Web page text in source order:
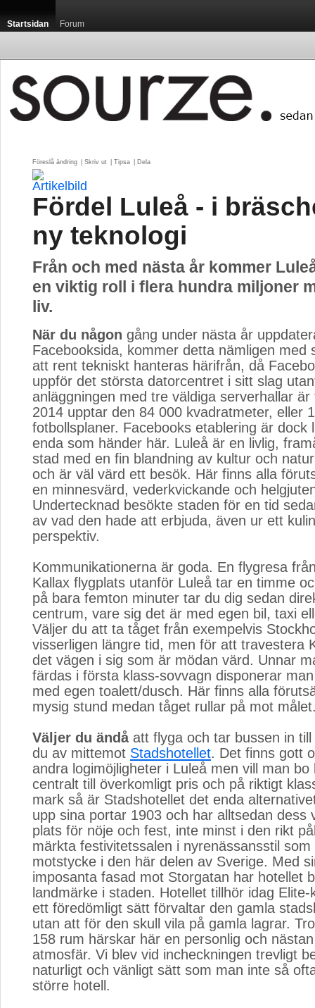
Startsidan Forum
Föreslå ändring Skriv ut Tipsa Dela
Fördel Luleå - i
ny teknologi
Från och med nästa år kommer
en viktig roll i flera hundra miljoner
liv.
När du någon gång under nästa år
Facebooksida, kommer detta nämligen med
att rent tekniskt hanteras härifrån, då
uppför det största datorcentret i sitt slag
anläggningen med tre väldiga serverhallar
2014 upptar den 84 000 kvadratmeter, eller
fotbollsplaner. Facebooks etablering är dock
enda som händer här. Luleå är en livlig,
stad med en fin blandning av kultur och
och är väl värd ett besök. Här finns alla
en minnesvärd, vederkvickande och
Undertecknad besökte staden för en tid
av vad den hade att erbjuda, även ur ett
perspektiv.
Kommunikationerna är goda. En flygresa
Kallax flygplats utanför Luleå tar en timme
på bara femton minuter tar du dig sedan
centrum, vare sig det är med egen bil, taxi
Väljer du att ta tåget från exempelvis
visserligen längre tid, men för att travestera
det vägen i sig som är mödan värd. Unnar
färdas i första klass-sovvagn disponerar
med egen toalett/dusch. Här finns alla
mysig stund medan tåget rullar på mot
Väljer du ändåatt flyga och tar bussen in till
du av mittemot Stadshotellet. Det finns gott
andra logimöjligheter i Luleå men vill man bo
centralt till överkomligt pris och på riktigt
mark så är Stadshotellet det enda
upp sina portar 1903 och har alltsedan dess
plats för nöje och fest, inte minst i den rikt
märkta festivitetssalen i nyrenässansstil som
motstycke i den här delen av Sverige. Med
imposanta fasad mot Storgatan har hotellet
landmärke i staden. Hotellet tillhör idag
ett föredömligt sätt förvaltar den gamla
utan att för den skull vila på gamla lagrar.
158 rum härskar här en personlig och
atmosfär. Vi blev vid incheckningen trevligt
naturligt och vänligt sätt som man inte så
större hotell.